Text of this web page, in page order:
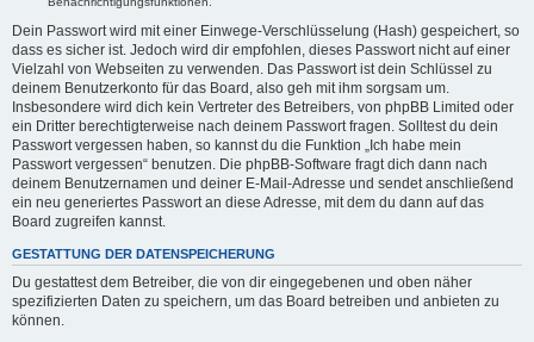
Dein Passwort wird mit einer Einwege-Verschlüsselung (Hash) gespeichert, so
dass es sicher ist. Jedoch wird dir empfohlen, dieses Passwort nicht auf einer
Vielzahl von Webseiten zu verwenden. Das Passwort ist dein Schlüssel zu
deinem Benutzerkonto für das Board, also geh mit ihm sorgsam um.
Insbesondere wird dich kein Vertreter des Betreibers, von phpBB Limited oder
ein Dritter berechtigterweise nach deinem Passwort fragen. Solltest du dein
Passwort vergessen haben, so kannst du die Funktion „Ich habe mein
Passwort vergessen“ benutzen. Die phpBB-Software fragt dich dann nach
deinem Benutzernamen und deiner E-Mail-Adresse und sendet anschließend
ein neu generiertes Passwort an diese Adresse, mit dem du dann auf das
Board zugreifen kannst.
GESTATTUNG DER DATENSPEICHERUNG
Du gestattest dem Betreiber, die von dir eingegebenen und oben näher
spezifizierten Daten zu speichern, um das Board betreiben und anbieten zu
können.